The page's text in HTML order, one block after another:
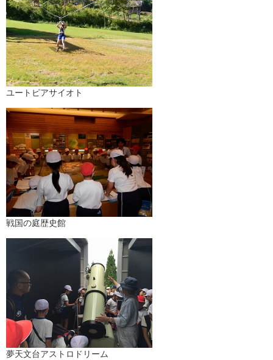
ユートピアサイオト
戦国の庭歴史館
夢天文台アストロドリーム